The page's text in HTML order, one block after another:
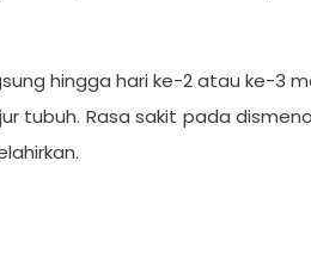
hingga hari ke-2 atau ke-3
tubuh. Rasa sakit pada